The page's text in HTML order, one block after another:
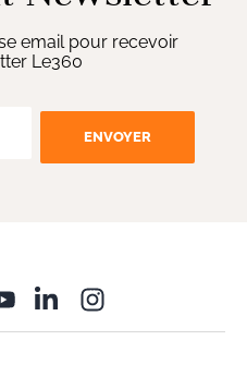
email pour recevoir
Le360
ENVOYER